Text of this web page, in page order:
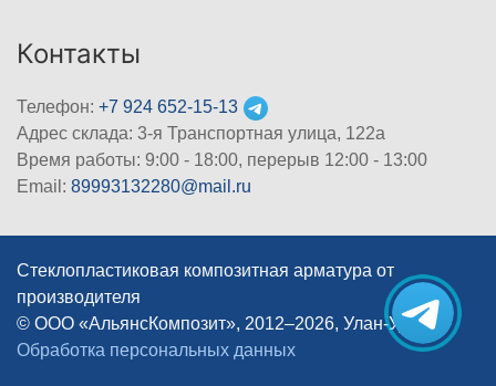
Контакты
Телефон: +7 924 652-15-13
Адрес склада: 3-я Транспортная улица, 122а
Время работы: 9:00 - 18:00, перерыв 12:00 - 13:00
Email: 89993132280@mail.ru
Стеклопластиковая композитная арматура от
производителя
© ООО «АльянсКомпозит», 2012–2026, Улан-Удэ
|
Обработка персональных данных